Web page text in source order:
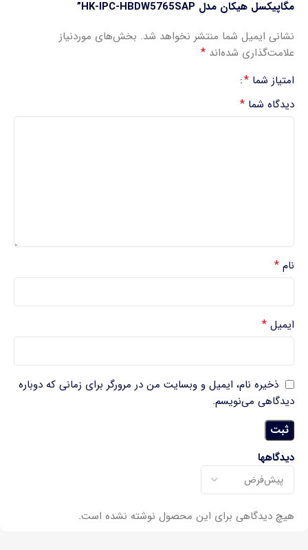
دیدگاهها
هیچ دیدگاهی برای این محصول نوشته نشده است.
مگاپیکسل هیکان مدل HK-IPC-HBDW5765SAP”
نشانی ایمیل شما منتشر نخواهد شد. بخش‌های موردنیاز
علامت‌گذاری شده‌اند *
امتیاز شما *
دیدگاه شما *
نام *
ایمیل *
ذخیره نام، ایمیل و وبسایت من در مرورگر برای زمانی که دوباره
دیدگاهی می‌نویسم.